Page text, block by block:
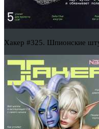
Хакер #325. Шпионские